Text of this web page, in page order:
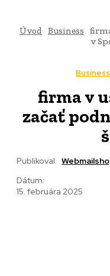
Úvod Business
v
Business
firma v
začať
Publikoval:
Dátum:
15. februára 2025